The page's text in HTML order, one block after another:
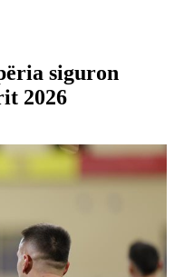
siguron
2026